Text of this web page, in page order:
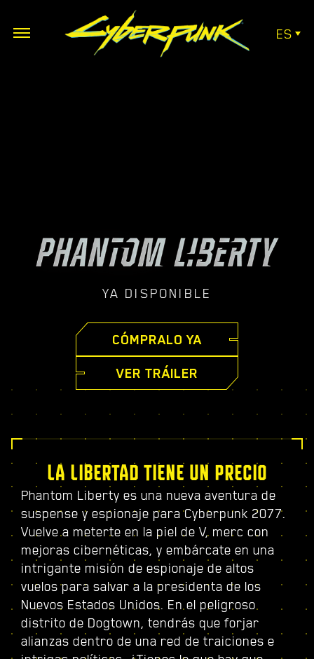
ES
YA DISPONIBLE
CÓMPRALO YA
VER TRÁILER
LA LIBERTAD TIENE UN PRECIO
Phantom Liberty es una nueva aventura de
suspense y espionaje para Cyberpunk 2077.
Vuelve a meterte en la piel de V, merc con
mejoras cibernéticas, y embárcate en una
intrigante misión de espionaje de altos
vuelos para salvar a la presidenta de los
Nuevos Estados Unidos. En el peligroso
distrito de Dogtown, tendrás que forjar
alianzas dentro de una red de traiciones e